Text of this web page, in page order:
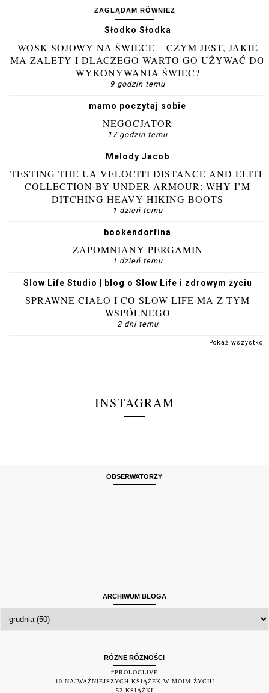
ZAGLĄDAM RÓWNIEŻ
Słodko Słodka
WOSK SOJOWY NA ŚWIECE – CZYM JEST, JAKIE
MA ZALETY I DLACZEGO WARTO GO UŻYWAĆ DO
WYKONYWANIA ŚWIEC?
9 godzin temu
mamo poczytaj sobie
NEGOCJATOR
17 godzin temu
Melody Jacob
TESTING THE UA VELOCITI DISTANCE AND ELITE
COLLECTION BY UNDER ARMOUR: WHY I’M
DITCHING HEAVY HIKING BOOTS
1 dzień temu
bookendorfina
ZAPOMNIANY PERGAMIN
1 dzień temu
Slow Life Studio | blog o Slow Life i zdrowym życiu
SPRAWNE CIAŁO I CO SLOW LIFE MA Z TYM
WSPÓLNEGO
2 dni temu
Pokaż wszystko
INSTAGRAM
OBSERWATORZY
ARCHIWUM BLOGA
RÓŻNE RÓŻNOŚCI
#PROLOGLIVE
10 NAJWAŻNIEJSZYCH KSIĄŻEK W MOIM ŻYCIU
52 KSIĄŻKI